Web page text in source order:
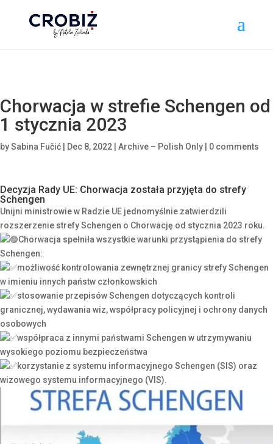
Chorwacja w strefie Schengen od
1 stycznia 2023
bySabina Fučić Dec 8, 2022 Archive – Polish Only 0 comments
Decyzja Rady UE: Chorwacja została przyjęta do strefy
Schengen
Unijni ministrowie w Radzie UE jednomyślnie zatwierdzili
rozszerzenie strefy Schengen o Chorwację od stycznia 2023 roku.
Chorwacja spełniła wszystkie warunki przystąpienia do strefy
Schengen:
możliwość kontrolowania zewnętrznej granicy strefy Schengen
w imieniu innych państw członkowskich
stosowanie przepisów Schengen dotyczących kontroli
granicznej, wydawania wiz, współpracy policyjnej i ochrony danych
osobowych
współpraca z innymi państwami Schengen w utrzymywaniu
wysokiego poziomu bezpieczeństwa
korzystanie z systemu informacyjnego Schengen (SIS) oraz
wizowego systemu informacyjnego (VIS).